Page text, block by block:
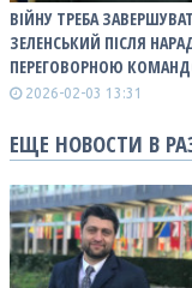
ВІЙНУ ТРЕБА
ЗЕЛЕНСЬКИЙ ПІСЛЯ
ПЕРЕГОВОРНОЮ
2026-02-03 13:31
ЕЩЕ НОВОСТИ В